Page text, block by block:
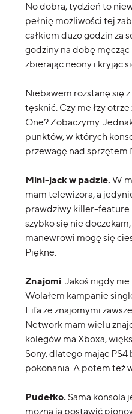
No dobra, tydzień to
pełnię możliwości tej
całkiem dużo godzin za
godziny na dobę
zbierając neony i kryjąc
Niebawem rozstanę się
tęsknić. Czy me łzy
One? Zobaczymy.
punktów, w których
przewagę nad sprzętem
Mini-jack w padzie.W
mam telewizora, a
prawdziwy killer-
szybko się nie
manewrowi mogę się
Piękne.
Znajomi. Jakoś nigdy
Wolałem kampanie
Fifa ze znajomymi
Network mam wielu
kolegów ma Xboxa,
Sony, dlatego mając
pokonania. A potem też
Pudełko. Sama konsola
można ją postawić